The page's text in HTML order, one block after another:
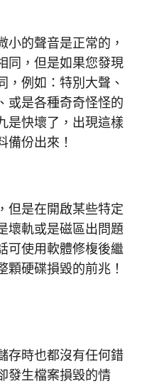
小的聲音是正常的，
同，但是如果您發現
，例如：特別大聲、
或是各種奇奇怪怪的
是快壞了，出現這樣
備份出來！
但是在開啟某些特定
壞軌或是磁區出問題
可使用軟體修椱後繼
顆硬碟損毀的前兆！
存時也都沒有任何錯
發生檔案損毀的情